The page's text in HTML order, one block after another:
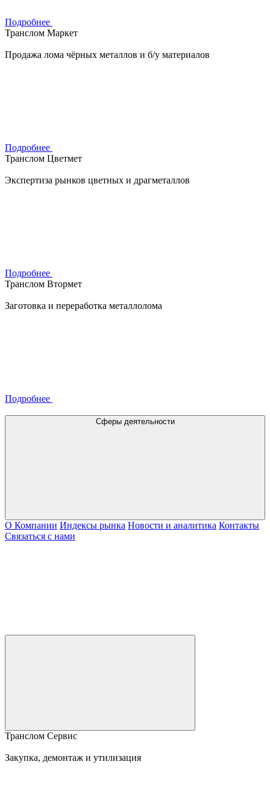
Подробнее
Транслом Маркет
Продажа лома чёрных металлов и б/у материалов
Подробнее
Транслом Цветмет
Экспертиза рынков цветных и драгметаллов
Подробнее
Транслом Втормет
Заготовка и переработка металлолома
Подробнее
Сферы деятельности
О Компании Индексы рынка Новости и аналитика Контакты
Связаться с нами
Транслом Сервис
Закупка, демонтаж и утилизация